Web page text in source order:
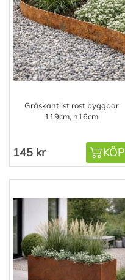
Gräskantlist rost byggbar
119cm, h16cm
145 kr KÖP